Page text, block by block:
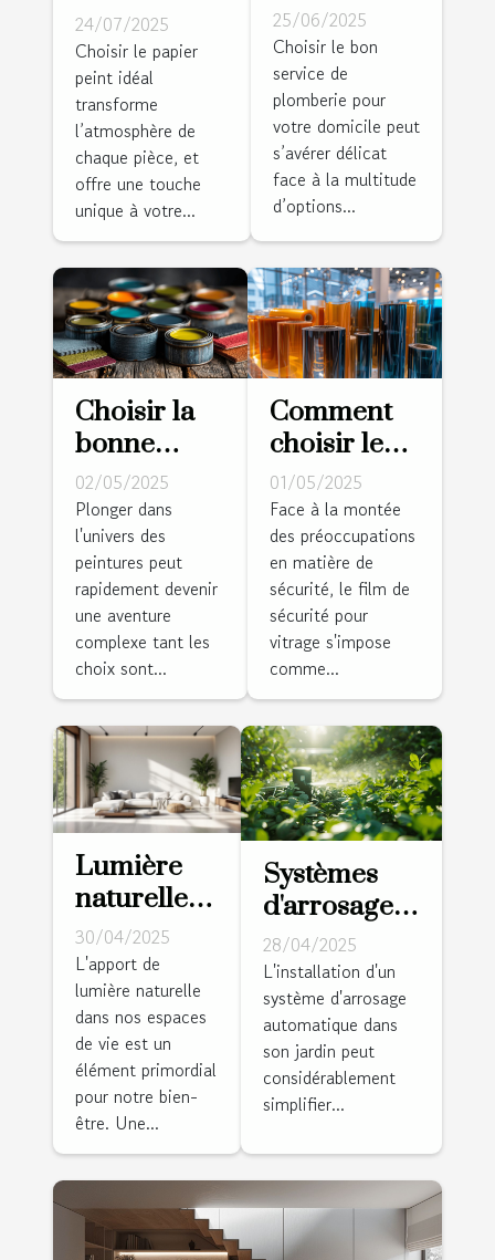
sélectionner
le papier
peint idéal
pour
chaque
pièce
24/07/2025
Choisir le papier
peint idéal
transforme
l’atmosphère de
chaque pièce, et
offre une touche
unique à votre...
bon service
de
plomberie
pour votre
domicile
25/06/2025
Choisir le bon
service de
plomberie pour
votre domicile peut
s’avérer délicat
face à la multitude
d’options...
Choisir la
bonne
peinture
pour
chaque
type de
surface
02/05/2025
Plonger dans
l'univers des
peintures peut
rapidement devenir
une aventure
complexe tant les
choix sont...
Comment
choisir le
bon film de
sécurité
pour vos
vitrages ?
01/05/2025
Face à la montée
des préoccupations
en matière de
sécurité, le film de
sécurité pour
vitrage s'impose
comme...
Lumière
naturelle
maximiser
l'éclairage
dans votre
maison
grâce à des
astuces de
rénovation
30/04/2025
L'apport de
lumière naturelle
dans nos espaces
de vie est un
élément primordial
pour notre bien-
être. Une...
Systèmes
d'arrosage
automatique
pour jardins
conseils
pratiques
pour une
installation
28/04/2025
L'installation d'un
système d'arrosage
automatique dans
son jardin peut
considérablement
simplifier...